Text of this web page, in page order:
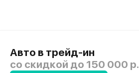
Авто в трейд-ин
со скидкой до 150 000 р.